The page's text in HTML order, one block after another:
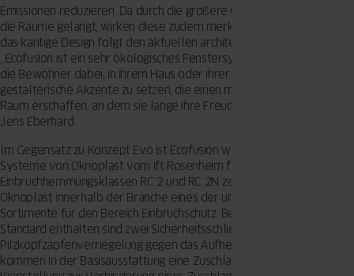
Emissionen reduzieren. Da durch die größere Glasfläche mehr Licht in
die Räume gelangt, wirken diese zudem merklich freundlicher und
das kantige Design folgt den aktuellen architektonischen Trends.
„Ecofusion ist ein sehr ökologisches Fenstersystem und unterstützt
die Bewohner dabei, in ihrem Haus oder ihrer Wohnung
gestalterische Akzente zu setzen, die einen modernen und stilvollen
Raum erschaffen, an dem sie lange ihre Freude haben“, verspricht
Jens Eberhard.
Im Gegensatz zu Konzept Evo ist Ecofusion wie auch alle weiteren
Systeme von Oknoplast vom ift Rosenheim für die
Einbruchhemmungsklassen RC 2 und RC 2N zertifiziert. Damit bietet
Oknoplast innerhalb der Branche eines der umfangreichsten
Sortimente für den Bereich Einbruchschutz. Bei Ecofusion bereits im
Standard enthalten sind zwei Sicherheitsschließteile und eine
Pilzkopfzapfenverriegelung gegen das Aufhebeln des Fensters. Dazu
kommen in der Basisausstattung eine Zuschlagsicherung in